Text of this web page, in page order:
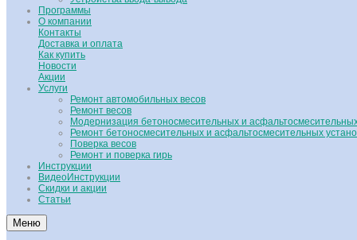
Программы
О компании
Контакты
Доставка и оплата
Как купить
Новости
Акции
Услуги
Ремонт автомобильных весов
Ремонт весов
Модернизация бетоносмесительных и
Ремонт бетоносмесительных и асфальтосмесительных
Поверка весов
Ремонт и поверка гирь
Инструкции
ВидеоИнструкции
Скидки и акции
Статьи
Меню